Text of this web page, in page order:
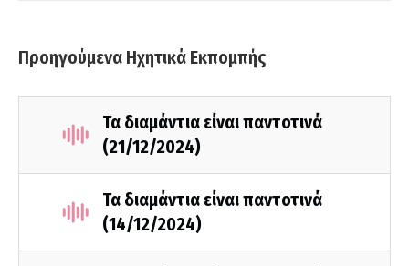
Προηγούμενα Ηχητικά Εκπομπής
Τα διαμάντια είναι παντοτινά
(21/12/2024)
Τα διαμάντια είναι παντοτινά
(14/12/2024)